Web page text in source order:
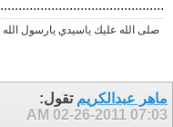
........
صلى الله عليك ياسيدي يارسول الله
ماهر عبدالكريم تقول:
02-26-2011 07:03 AM